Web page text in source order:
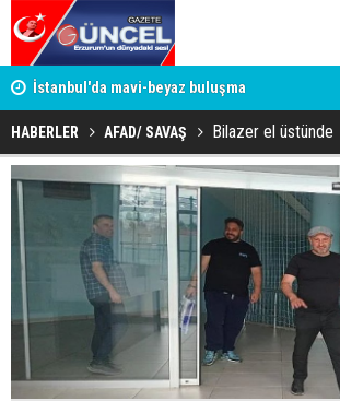
İstanbul'da mavi-beyaz buluşma
HABERLER AFAD/ SAVAŞ Bilazer el üstünde